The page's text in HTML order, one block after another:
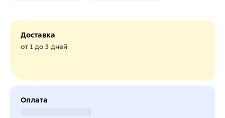
Доставка
от 1 до 3 дней
Оплата